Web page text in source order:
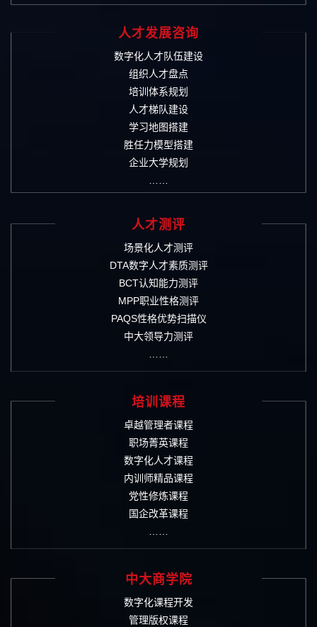
人才发展咨询
数字化人才队伍建设
组织人才盘点
培训体系规划
人才梯队建设
学习地图搭建
胜任力模型搭建
企业大学规划
……
人才测评
场景化人才测评
DTA数字人才素质测评
BCT认知能力测评
MPP职业性格测评
PAQS性格优势扫描仪
中大领导力测评
……
培训课程
卓越管理者课程
职场菁英课程
数字化人才课程
内训师精品课程
党性修炼课程
国企改革课程
……
中大商学院
数字化课程开发
管理版权课程